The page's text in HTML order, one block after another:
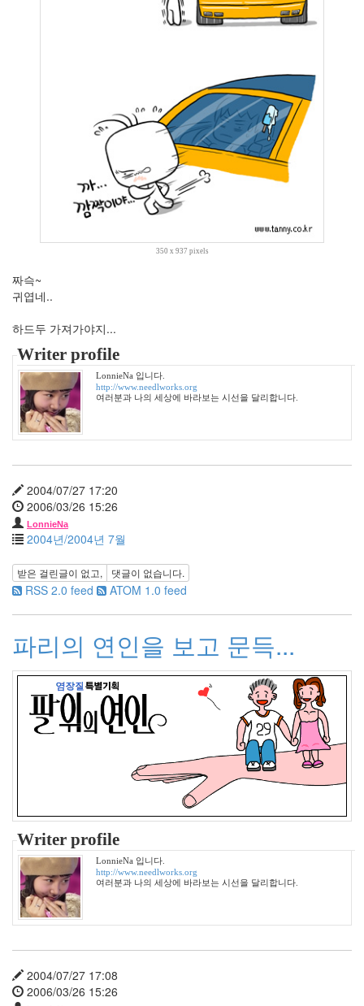
350 x 937 pixels
짜슥~
귀엽네..
하드두 가져가야지...
Writer profile
LonnieNa 입니다.
http://www.needlworks.org
여러분과 나의 세상에 바라보는 시선을 달리합니다.
2004/07/27 17:20
2006/03/26 15:26
LonnieNa
2004년/2004년 7월
받은 걸린글이 없고, 댓글이 없습니다.
RSS 2.0 feed ATOM 1.0 feed
파리의 연인을 보고 문득...
Writer profile
LonnieNa 입니다.
http://www.needlworks.org
여러분과 나의 세상에 바라보는 시선을 달리합니다.
2004/07/27 17:08
2006/03/26 15:26
년
10
월
2008
년
11
월
1
2008
년
월
7
2009
년
31
2009
년
1
월
4
년
2
월
2009
년
4
월
2
2009
년
5
월
2009
년
6